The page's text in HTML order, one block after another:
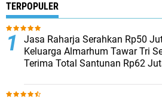
TERPOPULER
Jasa Raharja Serahkan Rp50
Keluarga Almarhum Tawar Tri
Terima Total Santunan Rp62